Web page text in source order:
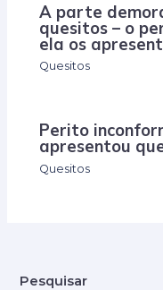
A parte
quesitos – o
ela os
Quesitos
Perito
apresentou
Quesitos
Pesquisar